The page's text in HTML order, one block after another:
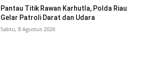
Pantau Titik Rawan Karhutla, Polda Riau
Gelar Patroli Darat dan Udara
Sabtu, 8 Agustus 2026